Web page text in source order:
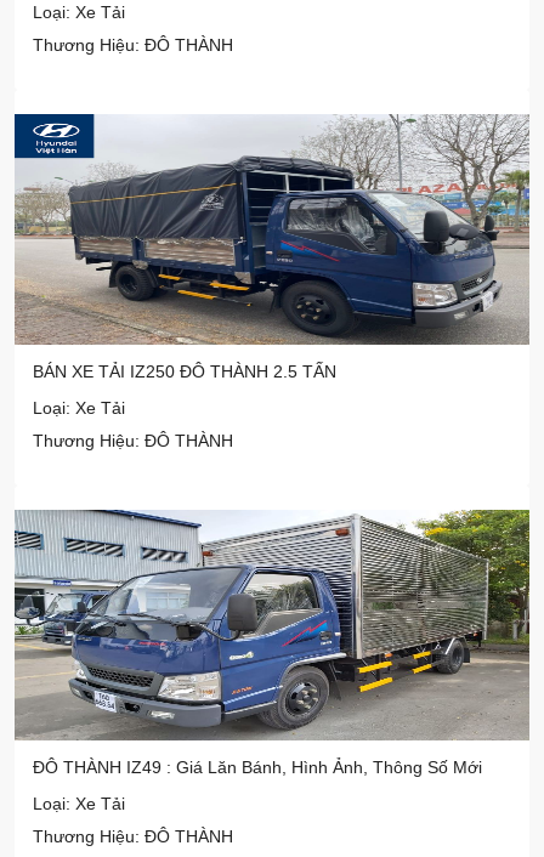
Loại: Xe Tải
Thương Hiệu: ĐÔ THÀNH
BÁN XE TẢI IZ250 ĐÔ THÀNH 2.5 TẤN
Loại: Xe Tải
Thương Hiệu: ĐÔ THÀNH
ĐÔ THÀNH IZ49 : Giá Lăn Bánh, Hình Ảnh, Thông Số Mới
Loại: Xe Tải
Thương Hiệu: ĐÔ THÀNH